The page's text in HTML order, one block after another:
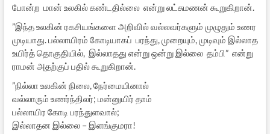
போன்ற மான் உலகில் கண்டதில்லை என்று லட்சுமணன் கூறுகிறான்.
”இந்த உலகின் ரகசியங்களை அறிவில் வல்லவர்களும் முழுதும் உணர
முடியாது. பல்லாயிரம் கோடியாகப் பரந்து, முறையும், முடிவும் இல்லாத
உயிர்த் தொகுதியில், இல்லாதது என்று ஒன்று இல்லை தம்பி” என்று
ராமன் அதற்குப் பதில் கூறுகிறான்.
”நில்லா உலகின் நிலை, நேர்மையினால்
வல்லாரும் உணர்ந்திலர்; மன்னுயிர் தாம்
பல்லாயிர கோடி பரந்துளவால்;
இல்லாதன இல்லை – இளங்குமரா!